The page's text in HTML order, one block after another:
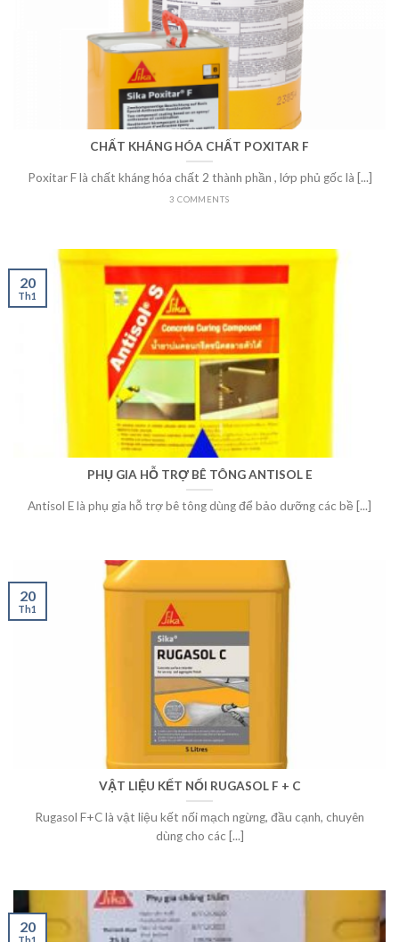
CHẤT KHÁNG HÓA CHẤT POXITAR F
Poxitar F là chất kháng hóa chất 2 thành phần , lớp phủ gốc là [...]
3 COMMENTS
PHỤ GIA HỖ TRỢ BÊ TÔNG ANTISOL E
Antisol E là phụ gia hỗ trợ bê tông dùng để bảo dưỡng các bề [...]
20
Th1
VẬT LIỆU KẾT NỐI RUGASOL F + C
Rugasol F+C là vật liệu kết nối mạch ngừng, đầu cạnh, chuyên
dùng cho các [...]
20
Th1
20